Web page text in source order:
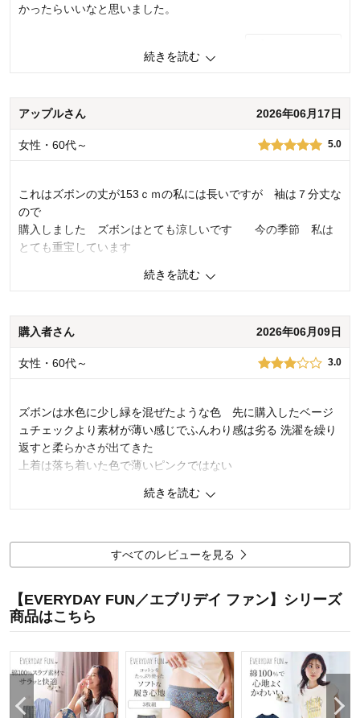
サイズ：
かったらいいなと思いました。
ライトブルーチェック（ピンク）, LL
お気に入りポイント：
身長（cm）： 166～
続きを読む
アップルさん 2026年06月17日
女性・60代～ 5.0
これはズボンの丈が153ｃｍの私には長いですが 袖は７分丈な
ので
購入しました ズボンはとても涼しいです 今の季節 私は
とても重宝しています
人が参考になりました
ギンガムチェック（水色）, M
サイズ： 大きめ（長め）
続きを読む
購入者さん 2026年06月09日
女性・60代～ 3.0
ズボンは水色に少し緑を混ぜたような色 先に購入したベージ
ュチェックより素材が薄い感じでふんわり感は劣る 洗濯を繰り
返すと柔らかさが出てきた
上着は落ち着いた色で薄いピンクではない
人が参考になりました
着心地
3.0
デザイン
3.0
購入商品： ライトブルーチェック（ピンク）, LL
体型：
続きを読む
すべてのレビューを見る
【EVERYDAY FUN／エブリデイ ファン】シリーズ
商品はこちら